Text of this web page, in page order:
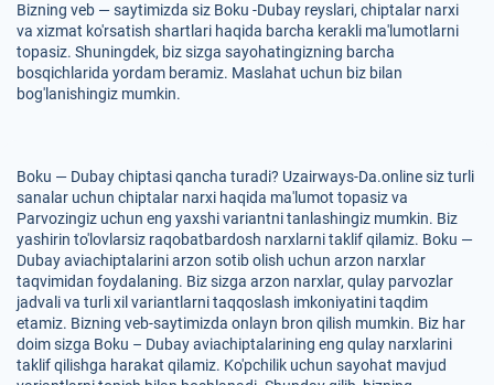
Bizning veb — saytimizda siz Boku -Dubay reyslari, chiptalar narxi
va xizmat ko'rsatish shartlari haqida barcha kerakli ma'lumotlarni
topasiz. Shuningdek, biz sizga sayohatingizning barcha
bosqichlarida yordam beramiz. Maslahat uchun biz bilan
bog'lanishingiz mumkin.
Boku — Dubay chiptasi qancha turadi? Uzairways-Da.online siz turli
sanalar uchun chiptalar narxi haqida ma'lumot topasiz va
Parvozingiz uchun eng yaxshi variantni tanlashingiz mumkin. Biz
yashirin to'lovlarsiz raqobatbardosh narxlarni taklif qilamiz. Boku —
Dubay aviachiptalarini arzon sotib olish uchun arzon narxlar
taqvimidan foydalaning. Biz sizga arzon narxlar, qulay parvozlar
jadvali va turli xil variantlarni taqqoslash imkoniyatini taqdim
etamiz. Bizning veb-saytimizda onlayn bron qilish mumkin. Biz har
doim sizga Boku – Dubay aviachiptalarining eng qulay narxlarini
taklif qilishga harakat qilamiz. Ko'pchilik uchun sayohat mavjud